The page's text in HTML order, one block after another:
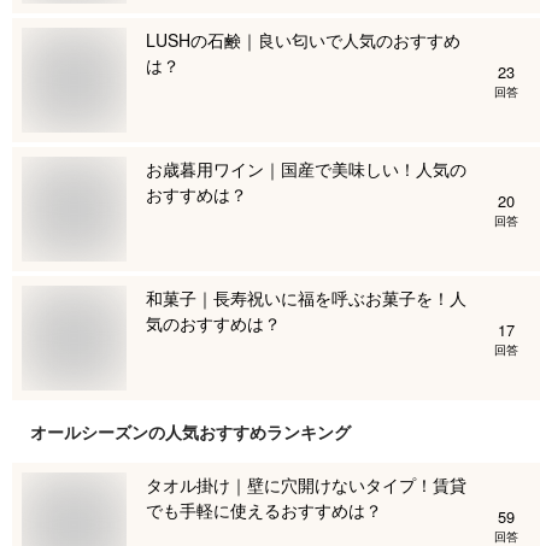
LUSHの石鹸｜良い匂いで人気のおすすめ
は？
23
回答
お歳暮用ワイン｜国産で美味しい！人気の
おすすめは？
20
回答
和菓子｜長寿祝いに福を呼ぶお菓子を！人
気のおすすめは？
17
回答
オールシーズンの人気おすすめランキング
タオル掛け｜壁に穴開けないタイプ！賃貸
でも手軽に使えるおすすめは？
59
回答